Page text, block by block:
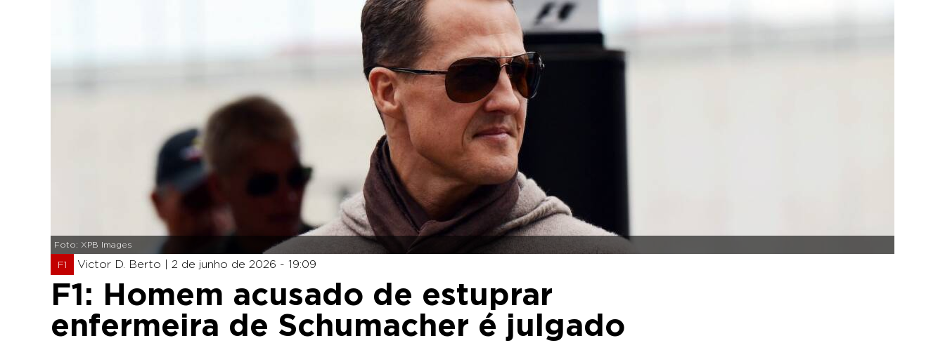
Foto: XPB Images
F1 Victor D. Berto | 2 de junho de 2026 - 19:09
F1: Homem acusado de estuprar
enfermeira de Schumacher é julgado